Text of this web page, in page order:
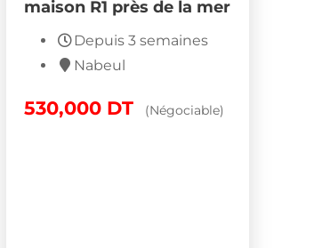
maison R1 près de la mer
Depuis 3 semaines
Nabeul
530,000 DT (Négociable)